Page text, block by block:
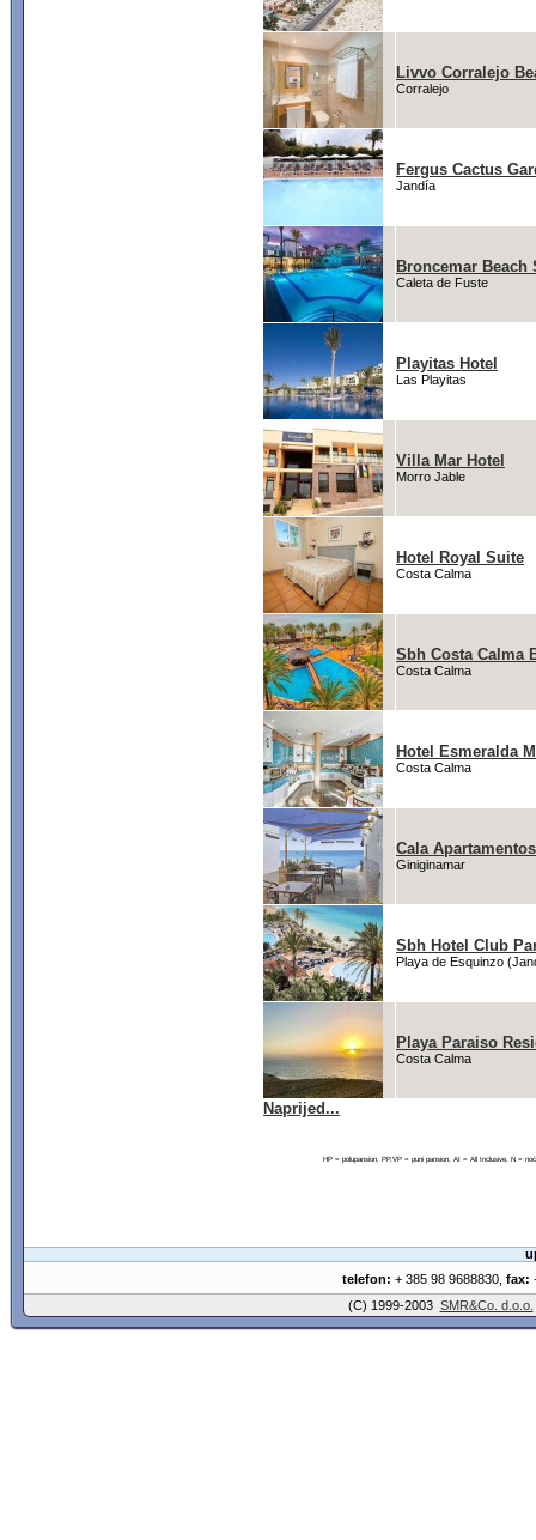
Livvo Corralejo
Corralejo
Fergus Cactus
Jandía
Broncemar Beach
Caleta de Fuste
Playitas Hotel
Las Playitas
Villa Mar Hotel
Morro Jable
Hotel Royal Suite
Costa Calma
Sbh Costa Calma
Costa Calma
Hotel Esmeralda
Costa Calma
Cala Apartamentos
Giniginamar
Sbh Hotel Club
Playa de Esquinzo
Playa Paraiso
Costa Calma
Naprijed...
HP = polupansion, PP,VP = puni pansion, AI = All Inclusive, N =
telefon: + 385 98 9688830, fax:
(C) 1999-2003 SMR&Co. d.o.o.